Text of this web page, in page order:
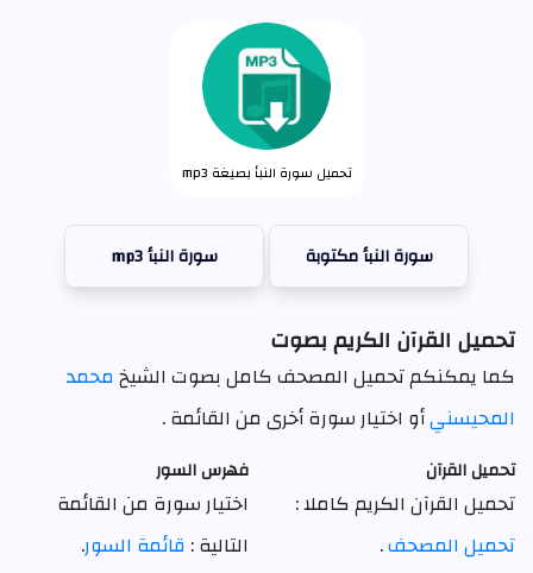
تحميل سورة النبأ بصيغة mp3
سورة النبأ مكتوبة سورة النبأ mp3
تحميل القرآن الكريم بصوت
كما يمكنكم تحميل المصحف كامل بصوت الشيخ محمد
المحيسنيأو اختيار سورة أخرى من القائمة .
تحميل القرآن
تحميل القرآن الكريم كاملا :
تحميل المصحف.
فهرس السور
اختيار سورة من القائمة
التالية : قائمة السور.